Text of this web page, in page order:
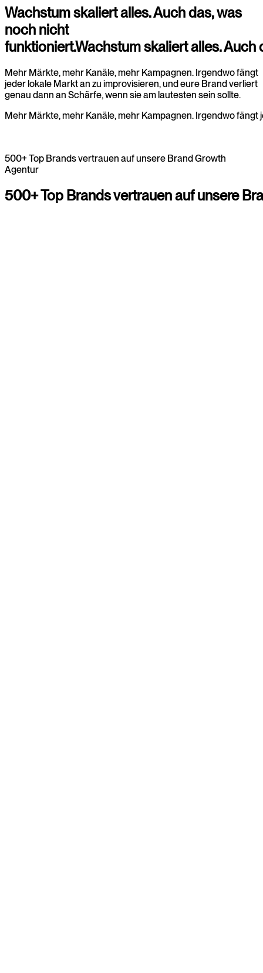
Wachstum skaliert alles. Auch das, was
noch nicht
funktioniert.Wachstumskaliertalles.Auch
Mehr Märkte, mehr Kanäle, mehr Kampagnen. Irgendwo fängt
jeder lokale Markt an zu improvisieren, und eure Brand verliert
genau dann an Schärfe, wenn sie am lautesten sein sollte.
Mehr Märkte,mehr Kanäle,mehr Kampagnen. Irgendwofängt
Projekt anfragen
500+ Top Brands vertrauen auf unsere Brand Growth
Agentur
500+Top Brandsvertrauenauf unsere